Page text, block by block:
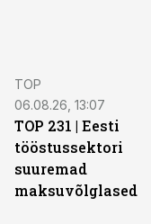
TOP
06.08.26, 13:07
TOP 231 | Eesti
tööstussektori
suuremad
maksuvõlglased